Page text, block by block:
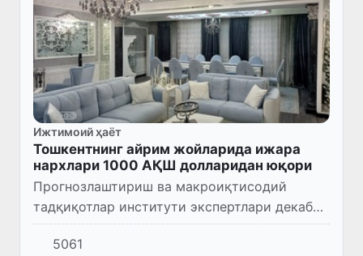
Ижтимоий ҳаёт
Тошкентнинг айрим жойларида ижара
нархлари 1000 АҚШ долларидан юқори
Прогнозлаштириш ва макроиқтисодий
тадқиқотлар институти экспертлари декабрь
ойида Тошкент шаҳрида хонадонлар учун
таклиф этилаётган ижара нархларидаги
5061